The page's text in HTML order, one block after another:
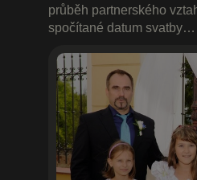
průběh partnerského
spočítané datum svatby…